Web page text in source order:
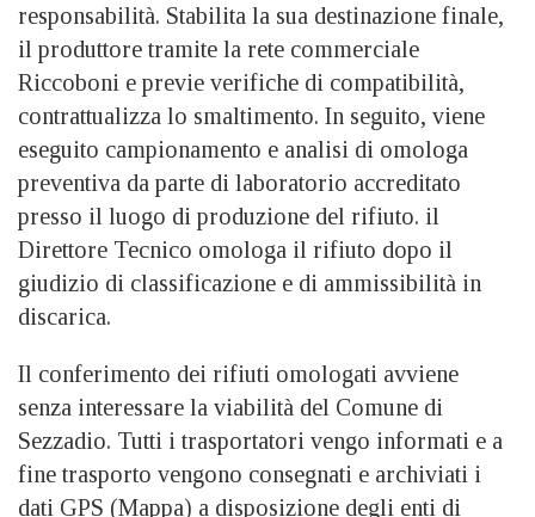
responsabilità. Stabilita la sua destinazione finale,
il produttore tramite la rete commerciale
Riccoboni e previe verifiche di compatibilità,
contrattualizza lo smaltimento. In seguito, viene
eseguito campionamento e analisi di omologa
preventiva da parte di laboratorio accreditato
presso il luogo di produzione del rifiuto. il
Direttore Tecnico omologa il rifiuto dopo il
giudizio di classificazione e di ammissibilità in
discarica.
Il conferimento dei rifiuti omologati avviene
senza interessare la viabilità del Comune di
Sezzadio. Tutti i trasportatori vengo informati e a
fine trasporto vengono consegnati e archiviati i
dati GPS (Mappa) a disposizione degli enti di